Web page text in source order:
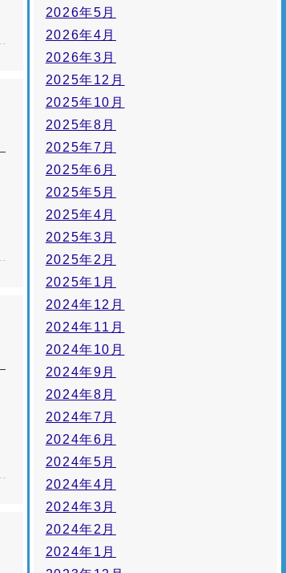
2026年5月
2026年4月
2026年3月
2025年12月
2025年10月
2025年8月
2025年7月
2025年6月
2025年5月
2025年4月
2025年3月
2025年2月
2025年1月
2024年12月
2024年11月
2024年10月
2024年9月
2024年8月
2024年7月
2024年6月
2024年5月
2024年4月
2024年3月
2024年2月
2024年1月